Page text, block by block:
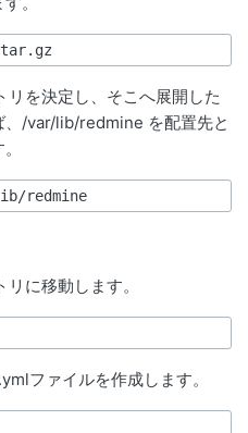
を決定し、そこへ展開した
、/var/lib/redmine を配置先と
に移動します。
ファイルを作成します。